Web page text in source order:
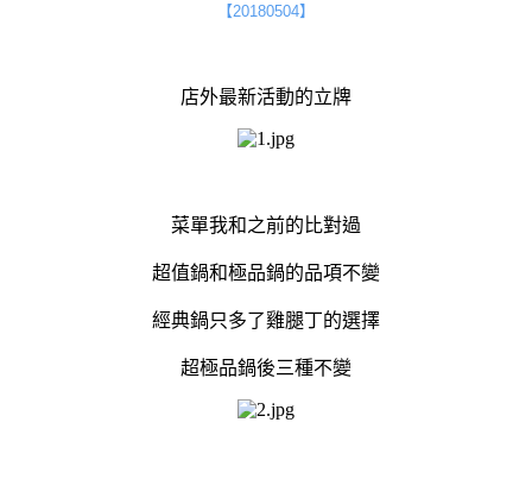
【20180504】
店外最新活動的立牌
菜單我和之前的比對過
超值鍋和極品鍋的品項不變
經典鍋只多了雞腿丁的選擇
超極品鍋後三種不變